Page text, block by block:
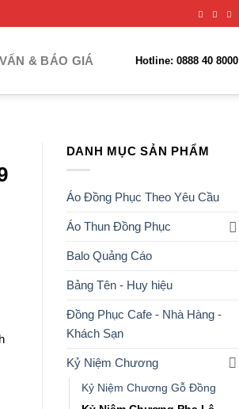
& BÁO GIÁ Hotline: 0888 40 8000
DANH MỤC SẢN PHẨM
Áo Đồng Phục Theo Yêu Cầu
Áo Thun Đồng Phục
Balo Quảng Cáo
Bảng Tên - Huy hiệu
Đồng Phục Cafe - Nhà Hàng -
Khách Sạn
Kỷ Niệm Chương
Kỷ Niệm Chương Gỗ Đồng